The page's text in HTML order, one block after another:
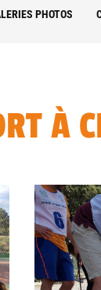
PHOTOS
À